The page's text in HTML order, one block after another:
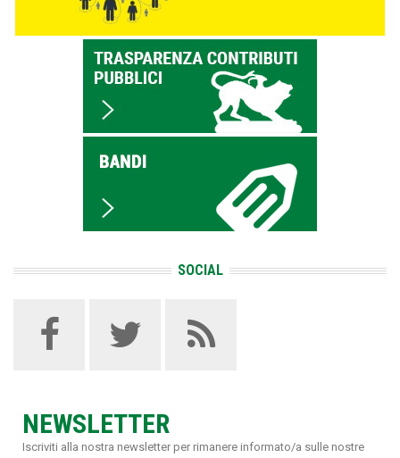
SOCIAL
NEWSLETTER
Iscriviti alla nostra newsletter per rimanere informato/a sulle nostre